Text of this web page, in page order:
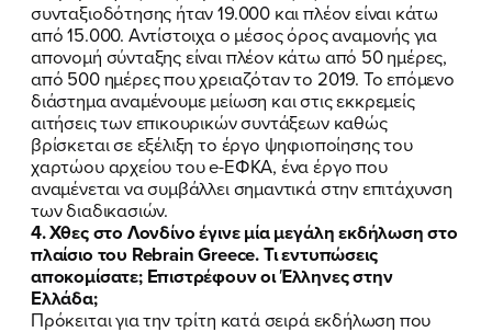
συνταξιοδότησης ήταν 19.000 και πλέον είναι κάτω
από 15.000. Αντίστοιχα ο μέσος όρος αναμονής για
απονομή σύνταξης είναι πλέον κάτω από 50 ημέρες,
από 500 ημέρες που χρειαζόταν το 2019. Το επόμενο
διάστημα αναμένουμε μείωση και στις εκκρεμείς
αιτήσεις των επικουρικών συντάξεων καθώς
βρίσκεται σε εξέλιξη το έργο ψηφιοποίησης του
χαρτώου αρχείου του e-ΕΦΚΑ, ένα έργο που
αναμένεται να συμβάλλει σημαντικά στην επιτάχυνση
των διαδικασιών.
4. Χθες στο Λονδίνο έγινε μία μεγάλη εκδήλωση στο
πλαίσιο του Rebrain Greece. Τι εντυπώσεις
αποκομίσατε; Επιστρέφουν οι Έλληνες στην
Ελλάδα;
Πρόκειται για την τρίτη κατά σειρά εκδήλωση που